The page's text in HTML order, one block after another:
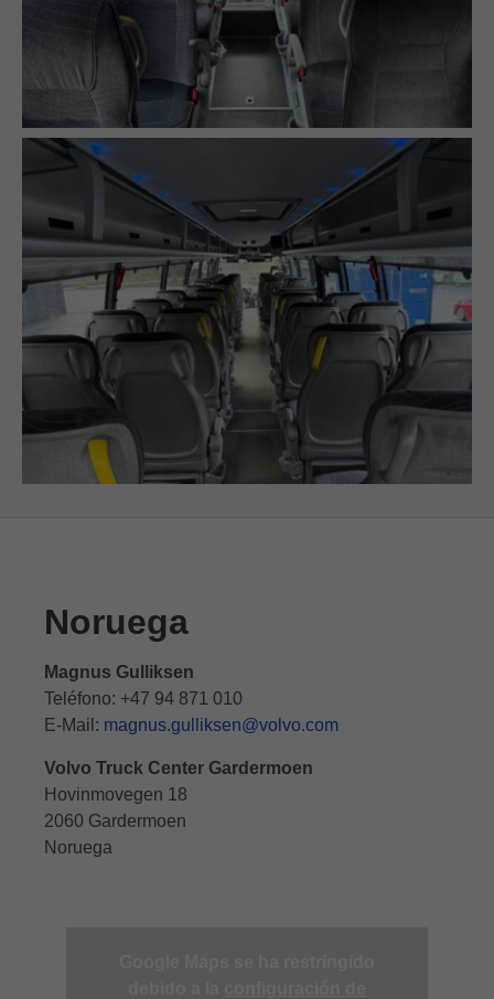
Noruega
Magnus Gulliksen
Teléfono: +47 94 871 010
E-Mail: magnus.gulliksen@volvo.com
Volvo Truck Center Gardermoen
Hovinmovegen 18
2060 Gardermoen
Noruega